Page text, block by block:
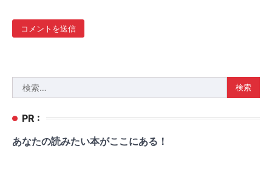
索:
PR :
あなたの読みたい本がここにある！